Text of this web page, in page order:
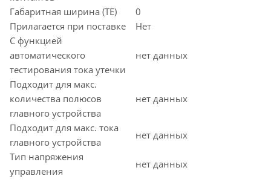
Габаритная ширина (TE)
0
Прилагается при поставке
Нет
С функцией
автоматического
тестирования тока утечки
нет данных
Подходит для макс.
количества полюсов
главного устройства
нет данных
Подходит для макс. тока
главного устройства
нет данных
Тип напряжения
управления
нет данных